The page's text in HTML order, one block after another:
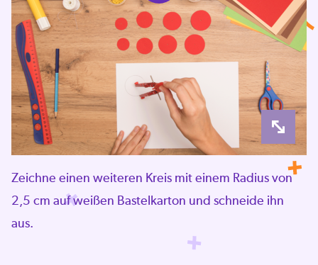
Zeichne einen weiteren Kreis mit einem Radius von
2,5 cm auf weißen Bastelkarton und schneide ihn
aus.